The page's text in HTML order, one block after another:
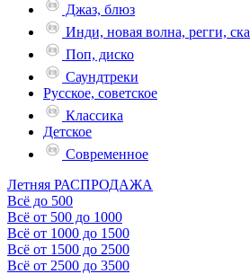
Джаз, блюз
Инди, новая волна, регги, ска
Поп, диско
Саундтреки
Русское, советское
Классика
Детское
Современное
Летняя РАСПРОДАЖА
Всё до 500
Всё от 500 до 1000
Всё от 1000 до 1500
Всё от 1500 до 2500
Всё от 2500 до 3500